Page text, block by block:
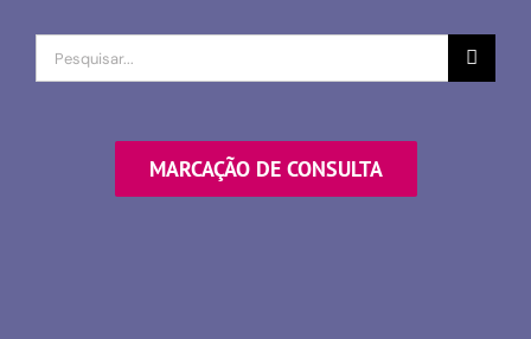
Procurar
por
MARCAÇÃO DE CONSULTA